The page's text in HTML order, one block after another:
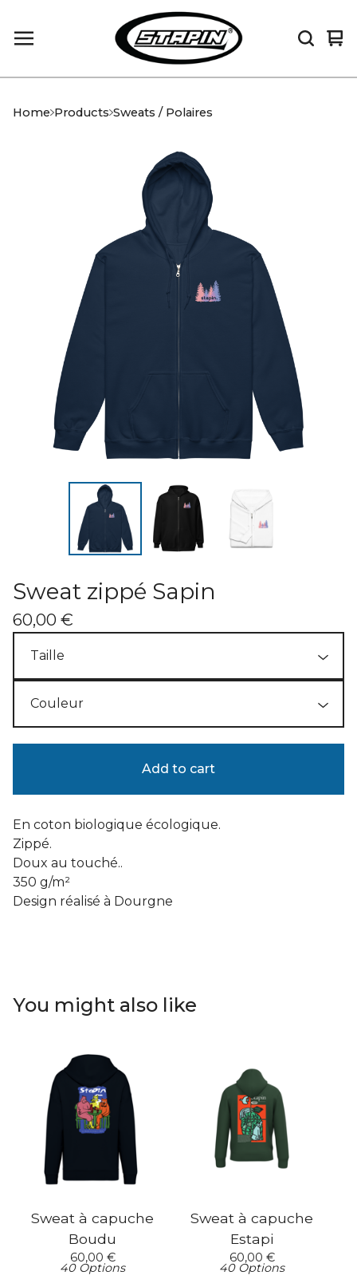
0
Home Products Sweats / Polaires
Sweat zippé Sapin
60,00 €
Add to cart
En coton biologique écologique.
Zippé.
Doux au touché..
350 g/m²
Design réalisé à Dourgne
You might also like
Sweat à capuche
Boudu
60,00 €
40 Options
Sweat à capuche
Estapi
60,00 €
40 Options